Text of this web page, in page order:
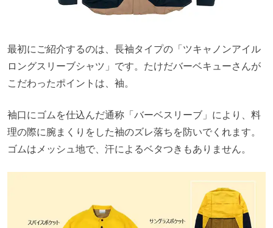
最初にご紹介するのは、長袖タイプの「ツキャノンアイル
ロングスリーブシャツ」です。たけだバーベキューさんが
こだわったポイントは、袖。
袖口にゴムを仕込んだ通称「バーベスリーブ」により、料
理の際に腕まくりをした袖のズレ落ちを防いでくれます。
ゴムはメッシュ地で、汗によるベタつきもありません。